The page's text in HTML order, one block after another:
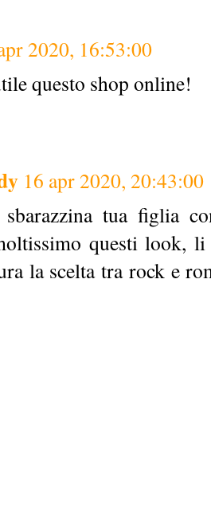
2020, 16:53:00
questo shop online!
16 apr 2020, 20:43:00
sbarazzina tua figlia
questi look,
la scelta tra rock e